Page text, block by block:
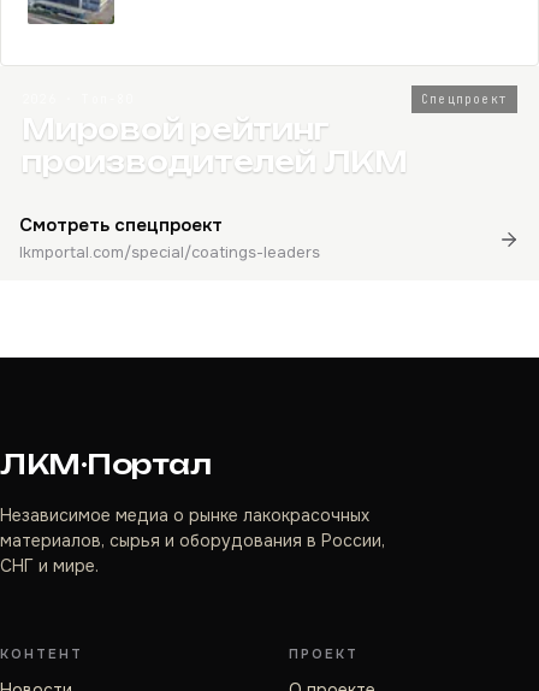
Спецпроект
Мировой рейтинг
производителей ЛКМ
Смотреть спецпроект
lkmportal.com/special/coatings-leaders
ЛКМ·Портал
Независимое медиа о рынке лакокрасочных
материалов, сырья и оборудования в России,
СНГ и мире.
КОНТЕНТ ПРОЕКТ